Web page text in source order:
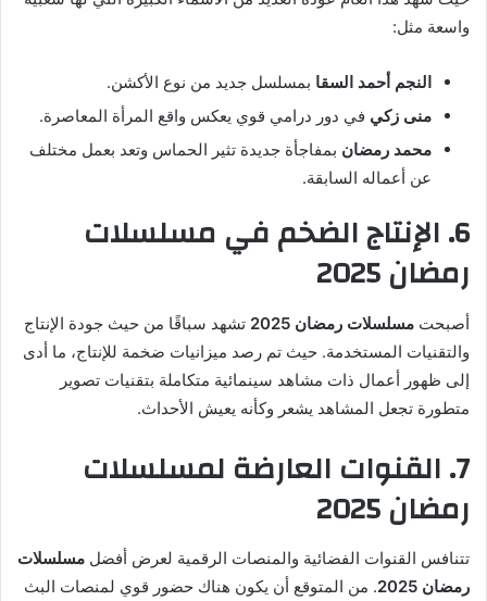
واسعة مثل:
النجم أحمد السقا بمسلسل جديد من نوع الأكشن.
منى زكي في دور درامي قوي يعكس واقع المرأة المعاصرة.
محمد رمضان بمفاجأة جديدة تثير الحماس وتعد بعمل مختلف
عن أعماله السابقة.
6. الإنتاج الضخم في مسلسلات
رمضان 2025
أصبحت مسلسلات رمضان 2025
تشهد سباقًا من حيث جودة الإنتاج
والتقنيات المستخدمة. حيث تم رصد ميزانيات ضخمة للإنتاج، ما أدى
إلى ظهور أعمال ذات مشاهد سينمائية متكاملة بتقنيات تصوير
متطورة تجعل المشاهد يشعر وكأنه يعيش الأحداث.
7. القنوات العارضة لمسلسلات
رمضان 2025
تتنافس القنوات الفضائية والمنصات الرقمية لعرض أفضل مسلسلات
رمضان 2025
. من المتوقع أن يكون هناك حضور قوي لمنصات البث